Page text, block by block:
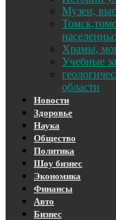
Музеи,
Храмы,
Учебные
области
Новости
Здоровье
Наука
Общество
Политика
Шоу бизнес
Экономика
Финансы
Авто
Бизнес